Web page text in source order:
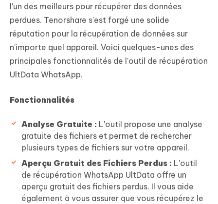
l'un des meilleurs pour récupérer des données
perdues. Tenorshare s'est forgé une solide
réputation pour la récupération de données sur
n'importe quel appareil. Voici quelques-unes des
principales fonctionnalités de l'outil de récupération
UltData WhatsApp.
Fonctionnalités
Analyse Gratuite : L'outil propose une analyse
gratuite des fichiers et permet de rechercher
plusieurs types de fichiers sur votre appareil.
Aperçu Gratuit des Fichiers Perdus : L'outil
de récupération WhatsApp UltData offre un
aperçu gratuit des fichiers perdus. Il vous aide
également à vous assurer que vous récupérez le